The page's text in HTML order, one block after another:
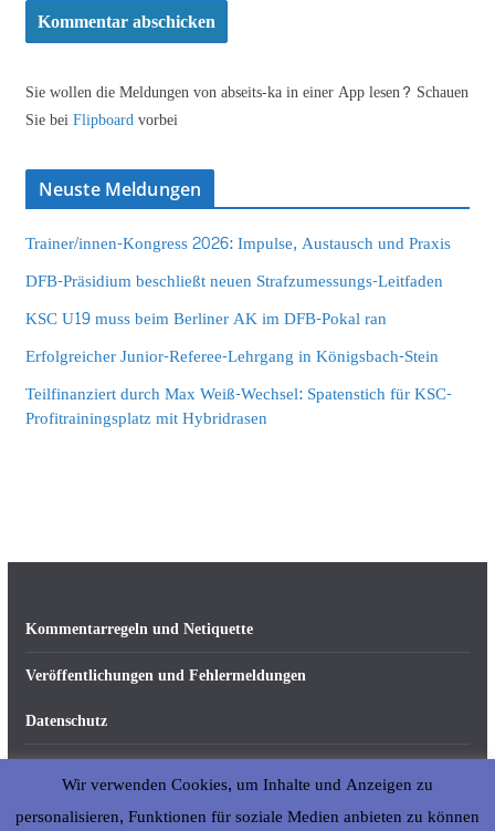
Sie wollen die Meldungen von abseits-ka in einer App lesen? Schauen
Sie beiFlipboardvorbei
Neuste Meldungen
Trainer/innen-Kongress 2026: Impulse, Austausch und Praxis
DFB-Präsidium beschließt neuen Strafzumessungs-Leitfaden
KSC U19 muss beim Berliner AK im DFB-Pokal ran
Erfolgreicher Junior-Referee-Lehrgang in Königsbach-Stein
Teilfinanziert durch Max Weiß-Wechsel: Spatenstich für KSC-
Profitrainingsplatz mit Hybridrasen
Kommentarregeln und Netiquette
Veröffentlichungen und Fehlermeldungen
Datenschutz
Impressum
Über abseits-ka.de
Wir verwenden Cookies, um Inhalte und Anzeigen zu
personalisieren, Funktionen für soziale Medien anbieten zu können